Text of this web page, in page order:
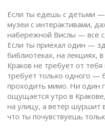
Если ты едешь с детьми —
музеи с интерактивами,
набережной Вислы — всё
Если ты приехал один —
библиотеках, на лекциях,
Краков не требует от
требует только одного —
проходить мимо. Ни один
ощущается утро в
на улицу, а ветер шуршит
что ты почувствуешь